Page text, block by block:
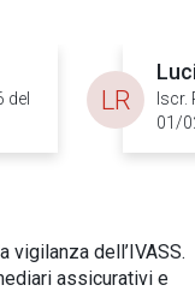
del
Iscr.
01/
LR
dell’IVASS.
assicurativi e